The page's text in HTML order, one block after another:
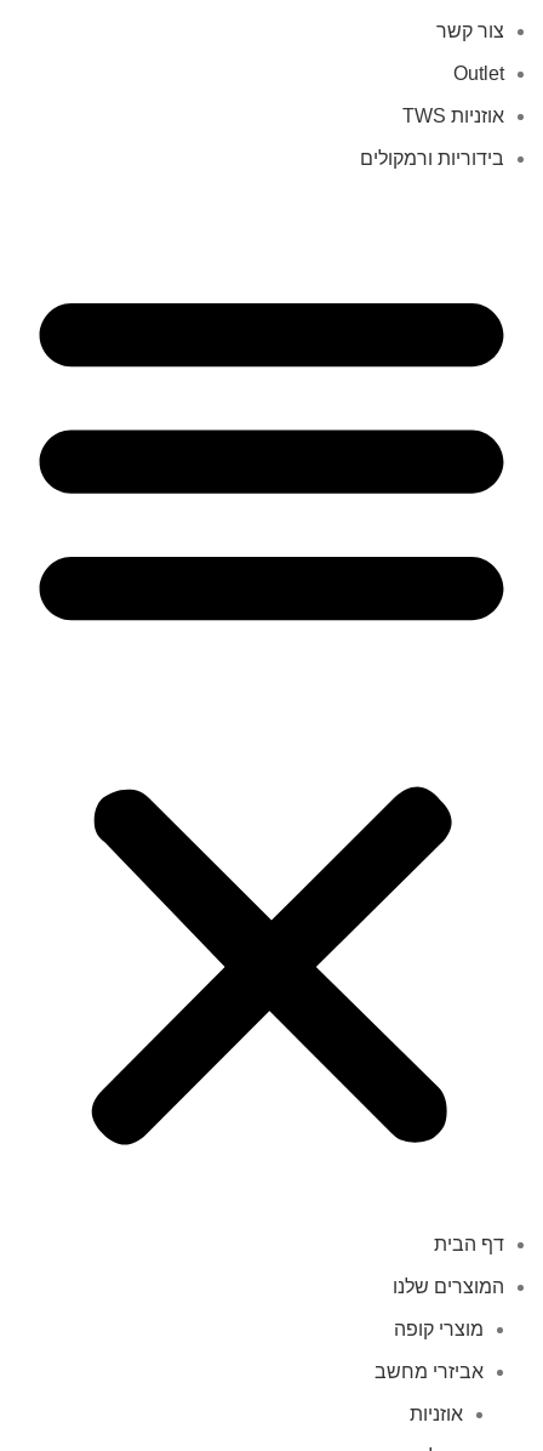
צור קשר
Outlet
אוזניות TWS
בידוריות ורמקולים
דף הבית
המוצרים שלנו
מוצרי קופה
אביזרי מחשב
אוזניות